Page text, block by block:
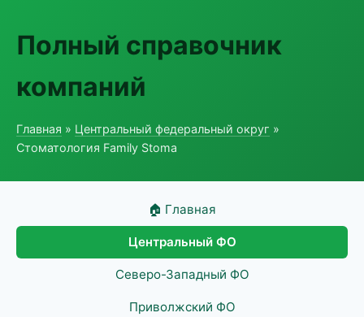
Полный справочник
компаний
Главная » Центральный федеральный округ »
Стоматология Family Stoma
🏠 Главная
Центральный ФО
Северо-Западный ФО
Приволжский ФО